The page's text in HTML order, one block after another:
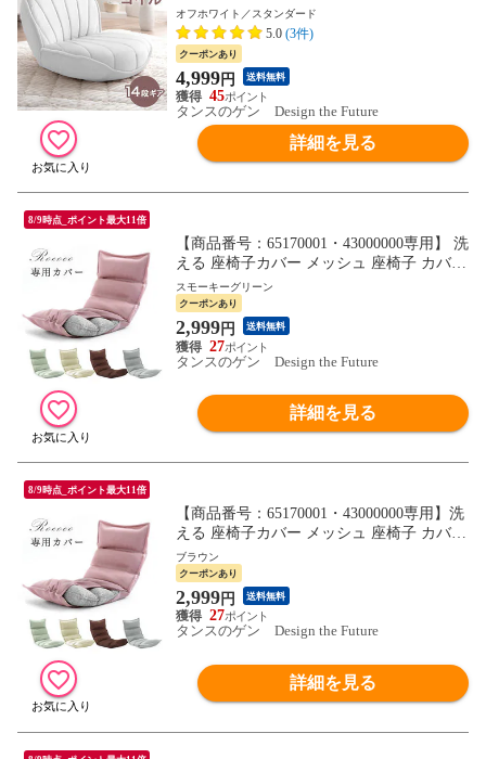
ル フロアチェア コンパクト 極厚 シェル
貝殻 椅子 いす チェア 女性 おしゃれ ベロ
ア 北欧 ギフト 15210185 〔オフホワイト〕
【予約】9月下旬※9/30までに出荷予定
オフホワイト／スタンダード
5.0 (3件)
クーポンあり
4,999円 送料無料
45
タンスのゲン Design the Future
詳細を見る
8/9時点_ポイント最大11倍
【商品番号：65170001・43000000専用】 洗
える 座椅子カバー メッシュ 座椅子 カバー
ウォッシャブル カバー 1人掛け チェアカ
バー 座いす 座イス ソファ 椅子 カバー 座
椅子用 おしゃれ 15110001 〔スモーキーグ
リーン〕【予約】9月中旬※9/20までに出荷
予定
スモーキーグリーン
クーポンあり
2,999円 送料無料
27
タンスのゲン Design the Future
詳細を見る
8/9時点_ポイント最大11倍
【商品番号：65170001・43000000専用】洗
える 座椅子カバー メッシュ 座椅子 カバー
ウォッシャブル カバー 1人掛け チェアカ
バー 座いす 座イス ソファ 椅子 カバー 座
椅子用 おしゃれ 15110001 〔ブラウン〕
【予約】9月中旬※9/20までに出荷予定
ブラウン
クーポンあり
2,999円 送料無料
27
タンスのゲン Design the Future
詳細を見る